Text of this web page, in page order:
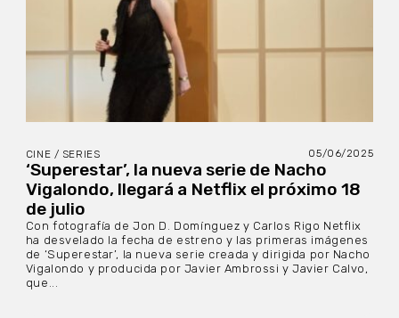
CINE / SERIES 05/06/2025
‘Superestar’, la nueva serie de Nacho
Vigalondo, llegará a Netflix el próximo 18
de julio
Con fotografía de Jon D. Domínguez y Carlos Rigo Netflix
ha desvelado la fecha de estreno y las primeras imágenes
de ‘Superestar’, la nueva serie creada y dirigida por Nacho
Vigalondo y producida por Javier Ambrossi y Javier Calvo,
que...